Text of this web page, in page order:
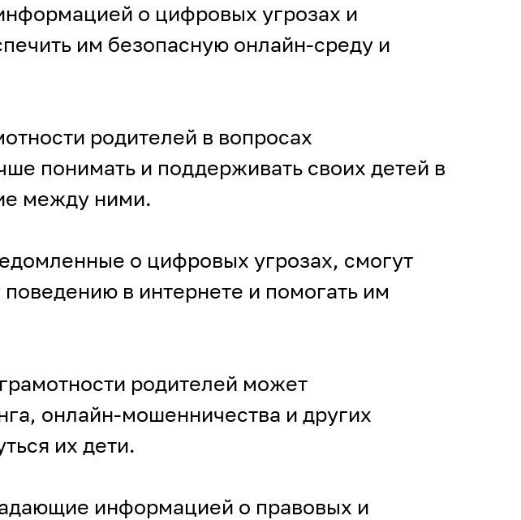
о цифровых угрозах и
им безопасную онлайн-среду и
родителей в вопросах
понимать и поддерживать своих детей в
между ними.
о цифровых угрозах, смогут
в интернете и помогать им
родителей может
онлайн-мошенничества и других
их дети.
информацией о правовых и